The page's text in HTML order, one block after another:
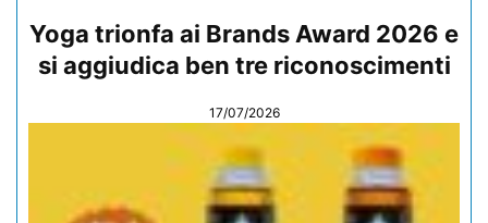
Yoga trionfa ai Brands Award 2026 e
si aggiudica ben tre riconoscimenti
17/07/2026